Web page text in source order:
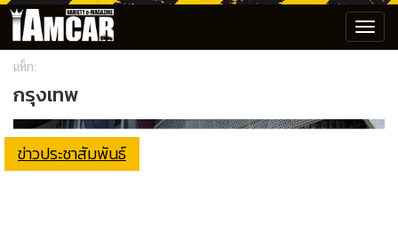
แท็ก:
กรุงเทพ
ข่าวประชาสัมพันธ์